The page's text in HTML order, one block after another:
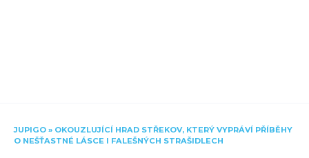
JUPIGO » OKOUZLUJÍCÍ HRAD STŘEKOV, KTERÝ VYPRÁVÍ PŘÍBĚHY
O NEŠŤASTNÉ LÁSCE I FALEŠNÝCH STRAŠIDLECH